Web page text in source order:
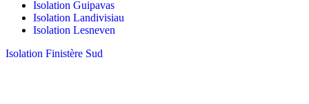
Isolation Guipavas
Isolation Landivisiau
Isolation Lesneven
Isolation Finistère Sud